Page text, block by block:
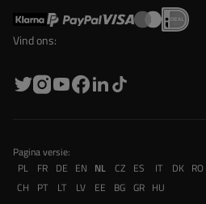
Vind ons:
Pagina versie:
PL
FR DE EN NL CZ ES IT DK RO
CH
PT LT LV EE BG GR HU